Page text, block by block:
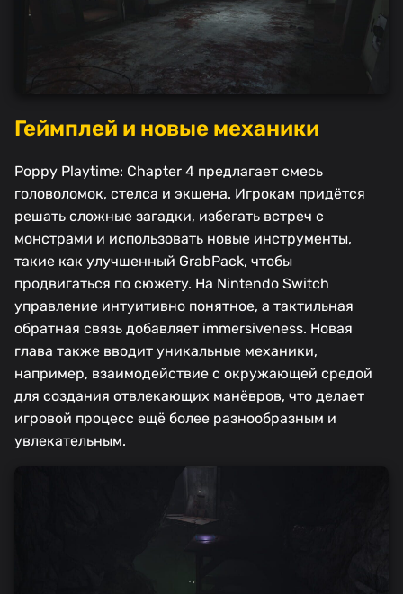
Геймплей и новые механики
Poppy Playtime: Chapter 4 предлагает смесь
головоломок, стелса и экшена. Игрокам придётся
решать сложные загадки, избегать встреч с
монстрами и использовать новые инструменты,
такие как улучшенный GrabPack, чтобы
продвигаться по сюжету. На Nintendo Switch
управление интуитивно понятное, а тактильная
обратная связь добавляет immersiveness. Новая
глава также вводит уникальные механики,
например, взаимодействие с окружающей средой
для создания отвлекающих манёвров, что делает
игровой процесс ещё более разнообразным и
увлекательным.